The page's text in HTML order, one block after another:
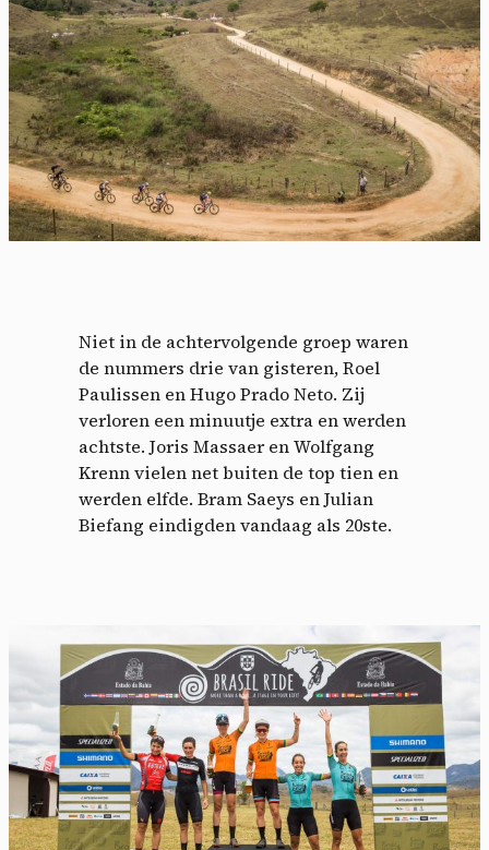
Niet in de achtervolgende groep waren
de nummers drie van gisteren, Roel
Paulissen en Hugo Prado Neto. Zij
verloren een minuutje extra en werden
achtste. Joris Massaer en Wolfgang
Krenn vielen net buiten de top tien en
werden elfde. Bram Saeys en Julian
Biefang eindigden vandaag als 20ste.